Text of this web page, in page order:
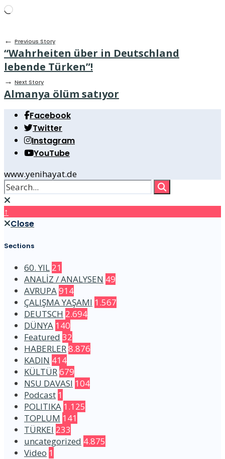
Wird
← Previous Story
“Wahrheiten über in Deutschland
lebende Türken”!
→ Next Story
Almanya ölüm satıyor
Facebook
Twitter
Instagram
YouTube
www.yenihayat.de
↑
Close
Sections
60. YIL 21
ANALİZ / ANALYSEN 49
AVRUPA914
ÇALIŞMA YAŞAMI 1.567
DEUTSCH 2.694
DÜNYA 140
Featured 32
HABERLER8.876
KADIN 414
KÜLTÜR679
NSU DAVASI 104
Podcast 1
POLITIKA 1.125
TOPLUM 141
TÜRKEI 233
uncategorized 4.875
Video 1